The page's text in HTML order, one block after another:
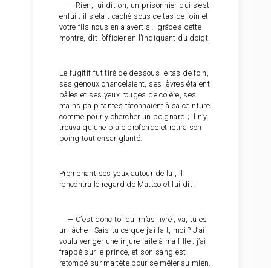
— Rien, lui dit-on, un prisonnier qui s’est
enfui ; il s’était caché sous ce tas de foin et
votre fils nous en a avertis… grâce à cette
montre, dit l’officier en l’indiquant du doigt.
Le fugitif fut tiré de dessous le tas de foin,
ses genoux chancelaient, ses lèvres étaient
pâles et ses yeux rouges de colère, ses
mains palpitantes tâtonnaient à sa ceinture
comme pour y chercher un poignard ; il n’y
trouva qu’une plaie profonde et retira son
poing tout ensanglanté.
Promenant ses yeux autour de lui, il
rencontra le regard de Matteo et lui dit :
— C’est donc toi qui m’as livré ; va, tu es
un lâche ! Sais-tu ce que j’ai fait, moi ? J’ai
voulu venger une injure faite à ma fille ; j’ai
frappé sur le prince, et son sang est
retombé sur ma tête pour se mêler au mien.